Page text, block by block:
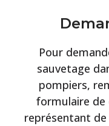
Pour
sauvetage
pompiers,
formulaire de
représentant de